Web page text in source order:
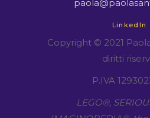
LinkedIn
Copyright © 2021
diritti
P.IVA
LEGO​®,